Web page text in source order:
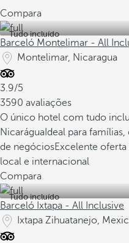
Compara
Tudo incluído
Barceló Montelimar - All
Montelimar, Nicaragua
3.9/5
3590 avaliações
O único hotel com tudo
Nicarágua Ideal para
de negóciosExcelente
local e internacional
Compara
Tudo incluído
Barceló Ixtapa - All Inclusive
Ixtapa Zihuatanejo,